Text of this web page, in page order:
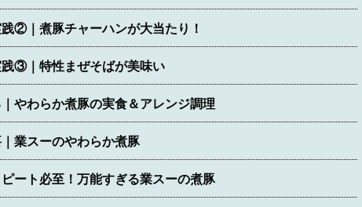
②｜煮豚チャーハンが大当たり！
③｜特性まぜそばが美味い
やわらか煮豚の実食＆アレンジ調理
業スーのやわらか煮豚
ート必至！万能すぎる業スーの煮豚